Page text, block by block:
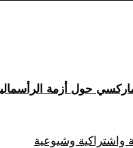
ماركسي حول أزمة
واشتراكية وشيوعية